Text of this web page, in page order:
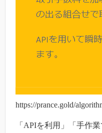
https://prance.gold/
「APIを利用」「手作